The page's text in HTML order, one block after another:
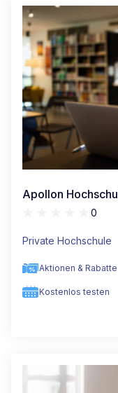
Apollon
0
Private Hochschule
Aktionen & Rabatte
Kostenlos testen